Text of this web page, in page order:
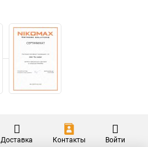
Доставка Контакты Войти